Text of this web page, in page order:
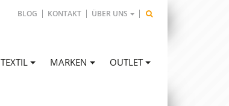
BLOG KONTAKT ÜBER UNS
TEXTIL MARKEN OUTLET